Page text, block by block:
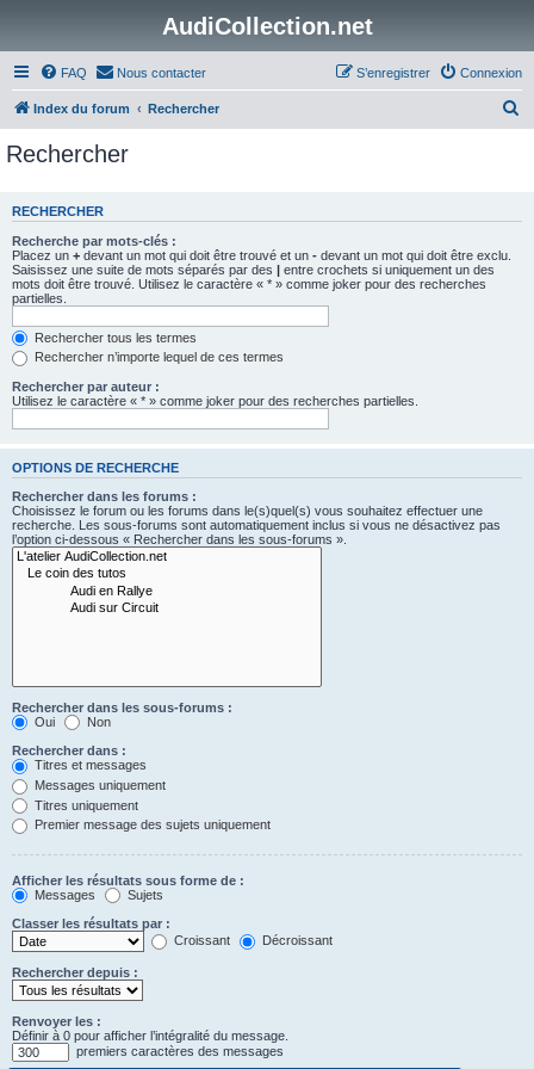
AudiCollection.net
FAQ Nous contacter Connexion
S’enregistrer
Index du forum Rechercher
e
Rechercher
RECHERCHER
Recherche par mots-clés :
Placez un + devant un mot qui doit être trouvé et un - devant un mot qui doit être exclu.
Saisissez une suite de mots séparés par des | entre crochets si uniquement un des
mots doit être trouvé. Utilisez le caractère « * » comme joker pour des recherches
partielles.
Rechercher tous les termes
Rechercher n’importe lequel de ces termes
Rechercher par auteur :
Utilisez le caractère « * » comme joker pour des recherches partielles.
OPTIONS DE RECHERCHE
Rechercher dans les forums :
Choisissez le forum ou les forums dans le(s)quel(s) vous souhaitez effectuer une
recherche. Les sous-forums sont automatiquement inclus si vous ne désactivez pas
l’option ci-dessous « Rechercher dans les sous-forums ».
Rechercher dans les sous-forums :
Oui
Non
Rechercher dans :
Titres et messages
Messages uniquement
Titres uniquement
Premier message des sujets uniquement
Afficher les résultats sous forme de :
Messages
Sujets
Classer les résultats par :
Croissant
Décroissant
Rechercher depuis :
Renvoyer les :
Définir à 0 pour afficher l’intégralité du message.
premiers caractères des messages